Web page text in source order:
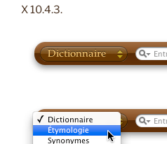
X 10.4.3.